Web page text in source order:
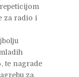
za radio i
te nagrade
za